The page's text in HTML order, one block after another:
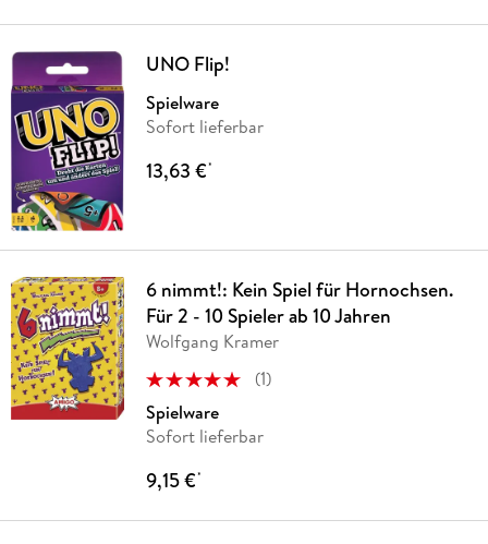
UNO Flip!
Spielware
Sofort lieferbar
13,63 €*
6 nimmt!: Kein Spiel für Hornochsen.
Für 2 - 10 Spieler ab 10 Jahren
Wolfgang Kramer
(1)
Spielware
Sofort lieferbar
9,15 €*